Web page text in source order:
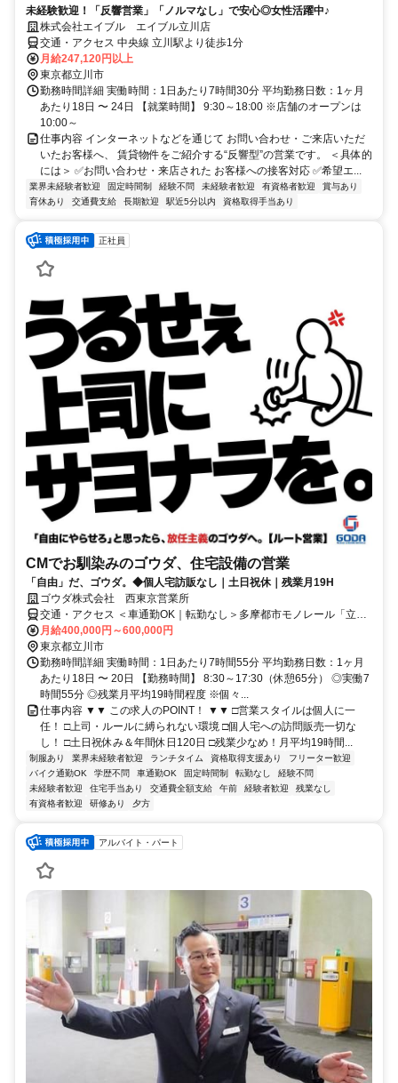
未経験歓迎！「反響営業」「ノルマなし」で安心◎女性活躍中♪
株式会社エイブル エイブル立川店
交通・アクセス 中央線 立川駅より徒歩1分
月給247,120円以上
東京都立川市
勤務時間詳細 実働時間：1日あたり7時間30分 平均勤務日数：1ヶ月
あたり18日 〜 24日 【就業時間】 9:30～18:00 ※店舗のオープンは
10:00～
仕事内容 インターネットなどを通じて お問い合わせ・ご来店いただ
いたお客様へ、 賃貸物件をご紹介する“反響型”の営業です。 ＜具体的
には＞ ✅お問い合わせ・来店された お客様への接客対応 ✅希望エ...
業界未経験者歓迎 固定時間制 経験不問 未経験者歓迎 有資格者歓迎
賞与あり
育休あり
交通費支給 長期歓迎 駅近5分以内 資格取得手当あり
正社員
CMでお馴染みのゴウダ、住宅設備の営業
「自由」だ、ゴウダ。◆個人宅訪販なし｜土日祝休｜残業月19H
ゴウダ株式会社 西東京営業所
交通・アクセス ＜車通勤OK｜転勤なし＞多摩都市モノレール「立飛
駅」徒歩7分｜JR「立川駅」より車7分｜西武線「玉川上水駅」より
車8分
月給400,000円～600,000円
東京都立川市
勤務時間詳細 実働時間：1日あたり7時間55分 平均勤務日数：1ヶ月
あたり18日 〜 20日 【勤務時間】 8:30～17:30（休憩65分） ◎実働7
時間55分 ◎残業月平均19時間程度 ※個々...
仕事内容 ▼▼ この求人のPOINT！ ▼▼ □営業スタイルは個人に一
任！ □上司・ルールに縛られない環境 □個人宅への訪問販売一切な
し！ □土日祝休み＆年間休日120日 □残業少なめ！月平均19時間...
制服あり 業界未経験者歓迎 ランチタイム 資格取得支援あり
フリーター歓迎
バイク通勤OK
学歴不問 車通勤OK 固定時間制 転勤なし
経験不問
未経験者歓迎
住宅手当あり 交通費全額支給 午前 経験者歓迎
残業なし
有資格者歓迎
研修あり 夕方
アルバイト・パート